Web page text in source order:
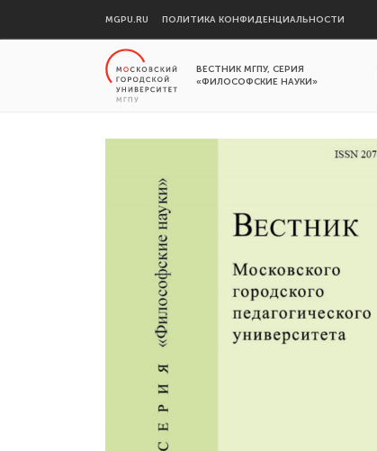
MGPU.RU ПОЛИТИКА КОНФИДЕНЦИАЛЬНОСТИ
ВЕСТНИК МГПУ, СЕРИЯ
«ФИЛОСОФСКИЕ НАУКИ»